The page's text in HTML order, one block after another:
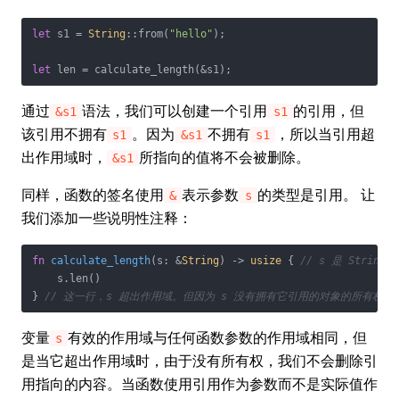
let s1 = String ::from( "hello" );
let len = calculate_length(&s1);
通过 &s1 语法，我们可以创建一个引用 s1 的引用，但
该引用不拥有 s1 。因为 &s1 不拥有 s1
，所以当引用超
出作用域时，
&s1 所指向的值将不会被删除。
同样，函数的签名使用 & 表示参数 s 的类型是引用。 让
我们添加一些说明性注释：
fn calculate_length(s: &String ) -> usize { // s 是 String 类
    s.len()
} // 这一行，s 超出作用域。但因为 s 没有拥有它引用的对象的所有权
变量 s 有效的作用域与任何函数参数的作用域相同，但
是当它超出作用域时，由于没有所有权，我们不会删除引
用指向的内容。当函数使用引用作为参数而不是实际值作